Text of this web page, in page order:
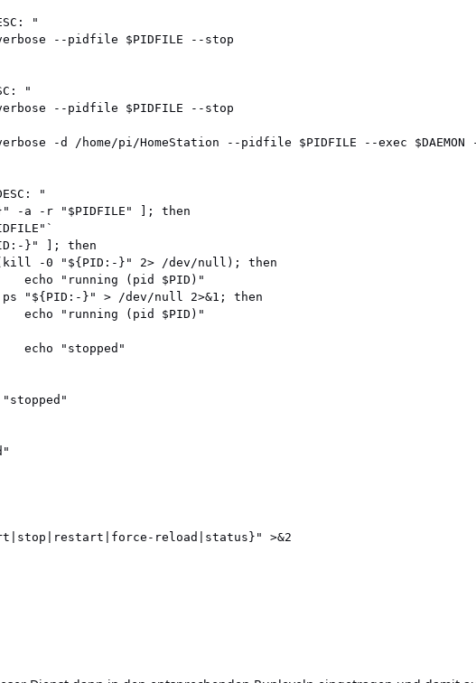
"
--pidfile $PIDFILE --stop
"
--pidfile $PIDFILE --stop
-d /home/pi/HomeStation --pidfile $PIDFILE --exec $DAEMON
"
-r "$PIDFILE" ]; then
]; then
}" 2> /dev/null); then
(pid $PID)"
/dev/null 2>&1; then
(pid $PID)"
reload|status}" >&2